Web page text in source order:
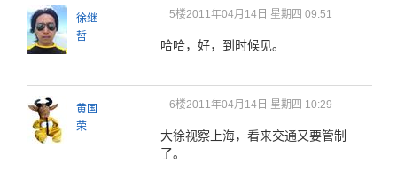
徐继
哲
5楼2011年04月14日 星期四 09:51
哈哈，好，到时候见。
黄国
荣
6楼2011年04月14日 星期四 10:29
大徐视察上海，看来交通又要管制
了。